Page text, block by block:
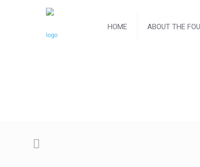
HOME ABOUT THE